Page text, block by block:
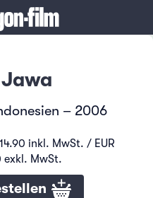
– 2006
inkl. MwSt. / EUR
exkl. MwSt.